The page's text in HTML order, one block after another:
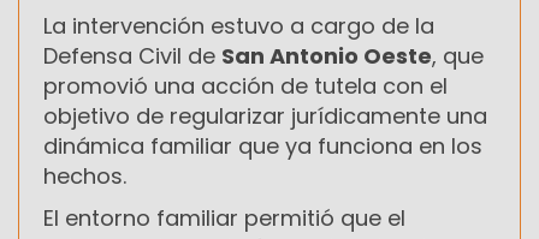
La intervención estuvo a cargo de la
Defensa Civil de San Antonio Oeste, que
promovió una acción de tutela con el
objetivo de regularizar jurídicamente una
dinámica familiar que ya funciona en los
hechos.
El entorno familiar permitió que el